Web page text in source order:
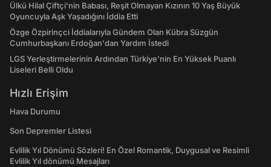
Ülkü Hilal Çiftçi'nin Babası, Reşit Olmayan Kızının 10 Yaş Büyük
Oyuncuyla Aşk Yaşadığını İddia Etti
Özge Özpirinçci İddialarıyla Gündem Olan Kübra Süzgün
Cumhurbaşkanı Erdoğan'dan Yardım İstedi
LGS Yerleştirmelerinin Ardından Türkiye'nin En Yüksek Puanlı
Liseleri Belli Oldu
Hızlı Erişim
Hava Durumu
Son Depremler Listesi
Evlilik Yıl Dönümü Sözleri! En Özel Romantik, Duygusal ve Resimli
Evlilik Yıl dönümü Mesajları